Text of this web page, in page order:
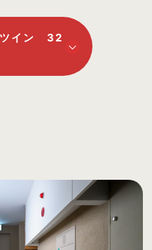
ツイン 32